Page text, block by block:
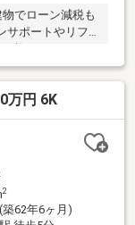
でローン減税も
サポートやリフ
万円 6K
2
築62年6ヶ月)